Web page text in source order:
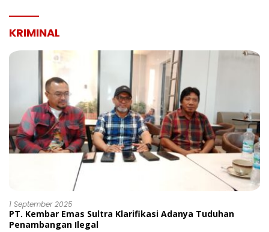
KRIMINAL
1 September 2025
PT. Kembar Emas Sultra Klarifikasi Adanya Tuduhan
Penambangan Ilegal